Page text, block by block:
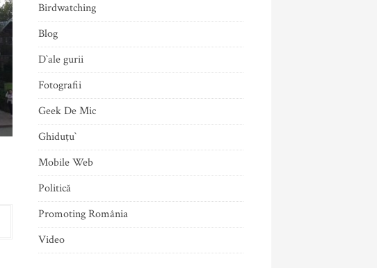
Birdwatching
Blog
D`ale gurii
Fotografii
Geek De Mic
Ghiduţu`
Mobile Web
Politică
Promoting România
Video